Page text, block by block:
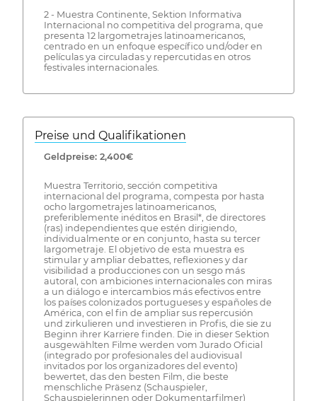
2 - Muestra Continente, Sektion Informativa
Internacional no competitiva del programa, que
presenta 12 largometrajes latinoamericanos,
centrado en un enfoque específico und/oder en
películas ya circuladas y repercutidas en otros
festivales internacionales.
Preise und Qualifikationen
Geldpreise: 2,400€
Muestra Territorio, sección competitiva
internacional del programa, compesta por hasta
ocho largometrajes latinoamericanos,
preferiblemente inéditos en Brasil*, de directores
(ras) independientes que estén dirigiendo,
individualmente or en conjunto, hasta su tercer
largometraje. El objetivo de esta muestra es
stimular y ampliar debattes, reflexiones y dar
visibilidad a producciones con un sesgo más
autoral, con ambiciones internacionales con miras
a un diálogo e intercambios más efectivos entre
los países colonizados portugueses y españoles de
América, con el fin de ampliar sus repercusión
und zirkulieren und investieren in Profis, die sie zu
Beginn ihrer Karriere finden. Die in dieser Sektion
ausgewählten Filme werden vom Jurado Oficial
(integrado por profesionales del audiovisual
invitados por los organizadores del evento)
bewertet, das den besten Film, die beste
menschliche Präsenz (Schauspieler,
Schauspielerinnen oder Dokumentarfilmer)